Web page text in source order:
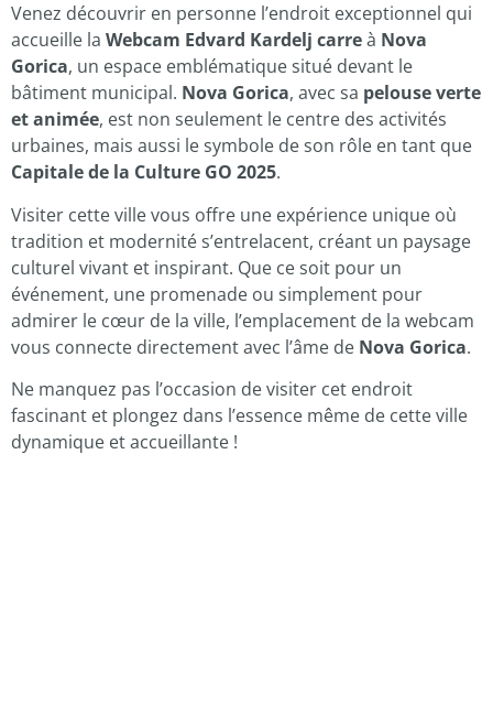
Venez découvrir en personne l’endroit exceptionnel qui
accueille la Webcam Edvard Kardelj carreà Nova
Gorica, un espace emblématique situé devant le
bâtiment municipal. Nova Gorica, avec sa pelouse verte
et animée, est non seulement le centre des activités
urbaines, mais aussi le symbole de son rôle en tant que
Capitale de la Culture GO 2025.
Visiter cette ville vous offre une expérience unique où
tradition et modernité s’entrelacent, créant un paysage
culturel vivant et inspirant. Que ce soit pour un
événement, une promenade ou simplement pour
admirer le cœur de la ville, l’emplacement de la webcam
vous connecte directement avec l’âme de Nova Gorica.
Ne manquez pas l’occasion de visiter cet endroit
fascinant et plongez dans l’essence même de cette ville
dynamique et accueillante !